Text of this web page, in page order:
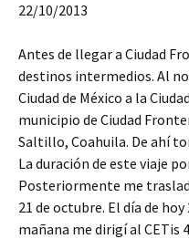
22/10/2013
Antes de llegar a Ciudad
destinos intermedios. Al
Ciudad de México a la
municipio de Ciudad
Saltillo, Coahuila. De ahí
La duración de este viaje
Posteriormente me
21 de octubre. El día de
mañana me dirigí al CETis